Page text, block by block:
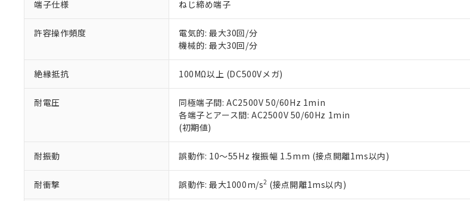
端子仕様 ねじ締め端子
許容操作頻度
電気的: 最大30回/分
機械的: 最大30回/分
絶縁抵抗 100MΩ以上 (DC500Vメガ)
耐電圧
同極端子間: AC2500V 50/60Hz 1min
各端子とアース間: AC2500V 50/60Hz 1min
(初期値)
耐振動 誤動作: 10～55Hz 複振幅 1.5mm (接点開離1ms以内)
耐衝撃 誤動作: 最大1000m/s2 (接点開離1ms以内)
当社販売員にご相談ください。
オムロン制御機器販売店や当社販売拠点は「販売ネットワーク
在庫状況および標準価格結果を当社の事前の承諾なく第三者に漏
す。
ている必要があります。
お客様が当ウェブサイト上で当社にご登録された部品リストにつ
さい。
※当社の共同利用者とは、"個人情報の共同利用に関して"
※2 対応予定月
部品在庫の切り替え状況などにより、予定月が前後することがあります
※3 非含有証明書ダウンロード
下記の非含有証明書をダウンロードすることができます。
EU RoHS指令（10物質）の非含有証明書
51物質の非含有証明書（当社基準）
※本証明書は発行日時点で非含有を証明するもので、過去に遡って非含
また、RoHS指令のフタル酸エステル類４物質の対応では、対応完了
混在することから備考欄に対応日を記載しておりました。
※2 環境保護使用期限
「ｅ」：有害物質（10物質）のすべてが基準値以下であることを示しま
「10」：通常の使用状況下において有害物質が外部に漏えいし、環境
味します。
当社は、貴社製品を第三者に販売する場合は、上記1、2および3
また当社は、販売先および販売に係わる関係者が違法に輸出する
たしません。
△
－
在庫なし(最新の在庫状況については、お客様のお取引先、ま
機器販売店・当社販売員にご確認ください)
空
白
受注生産機種、また在庫状況の情報を公開していない機種